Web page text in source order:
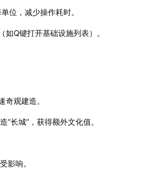
位，减少操作耗时。
如Q键打开基础设施列表）。
奇观建造。
“长城”，获得额外文化值。
影响。